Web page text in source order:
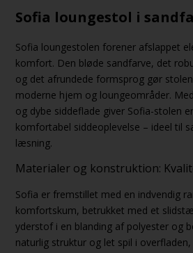
Sofia loungestol i
Sofia loungestolen forener afslappet
komfort. Den bløde sandfarve, det
og det afrundede formsprog gør
moderne hjem og loungeområder.
og dybe siddeflade giver Sofia-stolen
komfortabel siddeoplevelse – ideel til
læsning.
Materialer og konstruktion:
Sofia er fremstillet med en indvendig
komfortskum, betrukket med et
yderstof i en blanding af polyester og
naturlig struktur og let spil i